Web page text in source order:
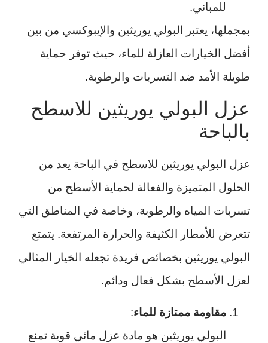
للمباني.
بمجملها، يعتبر البولي يوريثين والإيبوكسي من بين
أفضل الخيارات العازلة للماء، حيث توفر حماية
طويلة الأمد ضد التسربات والرطوبة.
عزل البولي يوريثين للاسطح
بالباحة
عزل البولي يوريثين للاسطح في الباحة يعد من
الحلول المتميزة والفعالة لحماية الأسطح من
تسربات المياه والرطوبة، وخاصة في المناطق التي
تتعرض للأمطار الكثيفة والحرارة المرتفعة. يتمتع
البولي يوريثين بخصائص فريدة تجعله الخيار المثالي
لعزل الأسطح بشكل فعال ودائم.
مقاومة ممتازة للماء:
البولي يوريثين هو مادة عزل مائي قوية تمنع